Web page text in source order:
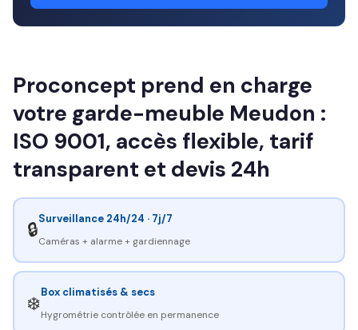
Proconcept prend en charge
votre garde-meuble Meudon :
ISO 9001, accès flexible, tarif
transparent et devis 24h
🔒Surveillance 24h/24 · 7j/7
Caméras + alarme + gardiennage
❄️Box climatisés & secs
Hygrométrie contrôlée en permanence